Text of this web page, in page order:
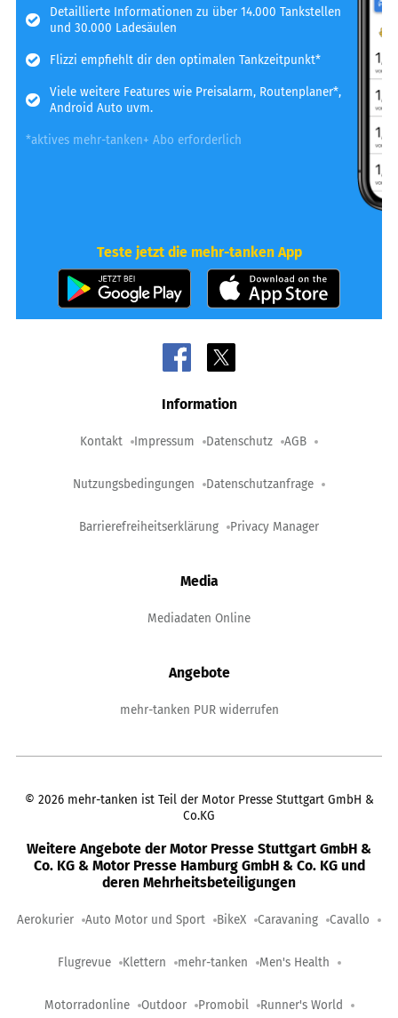
Detaillierte Informationen zu über 14.000 Tankstellen
und 30.000 Ladesäulen
Flizzi empfiehlt dir den optimalen Tankzeitpunkt*
Viele weitere Features wie Preisalarm, Routenplaner*,
Android Auto uvm.
*aktives mehr-tanken+ Abo erforderlich
Teste jetzt die mehr-tanken App
Information
Kontakt Impressum Datenschutz AGB
Nutzungsbedingungen Datenschutzanfrage
Barrierefreiheitserklärung Privacy Manager
Media
Mediadaten Online
Angebote
mehr-tanken PUR widerrufen
© 2026 mehr-tanken ist Teil der Motor Presse Stuttgart GmbH &
Co.KG
Weitere Angebote der Motor Presse Stuttgart GmbH &
Co. KG & Motor Presse Hamburg GmbH & Co. KG und
deren Mehrheitsbeteiligungen
Aerokurier Auto Motor und Sport BikeX Caravaning Cavallo
Flugrevue Klettern mehr-tanken Men's Health
Motorradonline Outdoor Promobil Runner's World